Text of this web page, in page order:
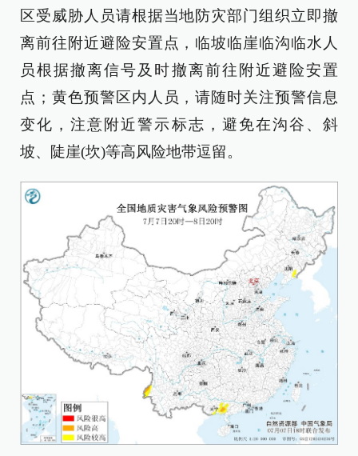
区受威胁人员请根据当地防灾部门组织立即撤
离前往附近避险安置点，临坡临崖临沟临水人
员根据撤离信号及时撤离前往附近避险安置
点；黄色预警区内人员，请随时关注预警信息
变化，注意附近警示标志，避免在沟谷、斜
坡、陡崖(坎)等高风险地带逗留。